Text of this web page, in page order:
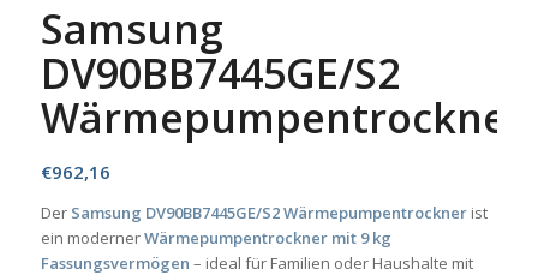
Samsung
DV90BB7445GE/S2
Wärmepumpentrockner
€962,16
Der Samsung DV90BB7445GE/S2 Wärmepumpentrocknerist
ein modernerWärmepumpentrockner mit 9 kg
Fassungsvermögen – ideal für Familien oder Haushalte mit